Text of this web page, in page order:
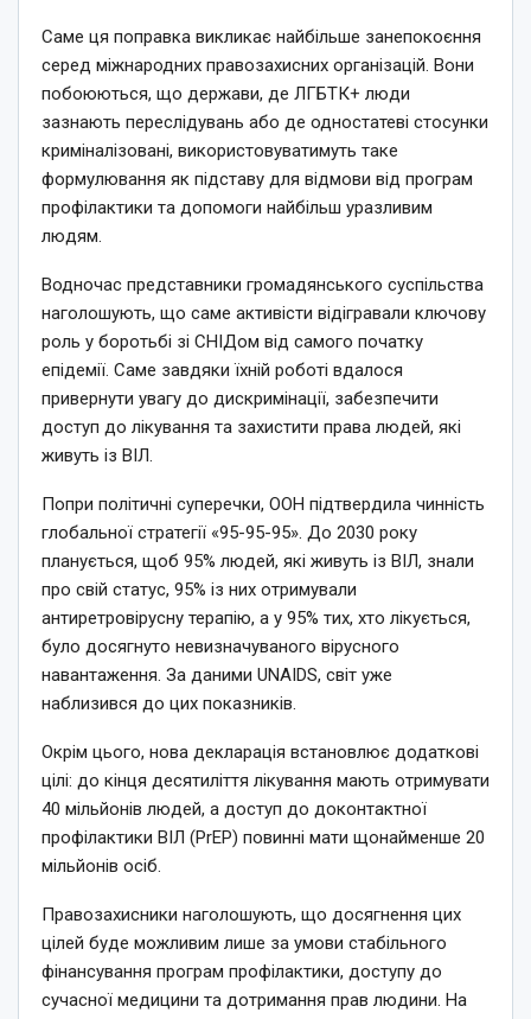
Саме ця поправка викликає найбільше занепокоєння
серед міжнародних правозахисних організацій. Вони
побоюються, що держави, де ЛГБТК+ люди
зазнають переслідувань або де одностатеві стосунки
криміналізовані, використовуватимуть таке
формулювання як підставу для відмови від програм
профілактики та допомоги найбільш уразливим
людям.
Водночас представники громадянського суспільства
наголошують, що саме активісти відігравали ключову
роль у боротьбі зі СНІДом від самого початку
епідемії. Саме завдяки їхній роботі вдалося
привернути увагу до дискримінації, забезпечити
доступ до лікування та захистити права людей, які
живуть із ВІЛ.
Попри політичні суперечки, ООН підтвердила чинність
глобальної стратегії «95-95-95». До 2030 року
планується, щоб 95% людей, які живуть із ВІЛ, знали
про свій статус, 95% із них отримували
антиретровірусну терапію, а у 95% тих, хто лікується,
було досягнуто невизначуваного вірусного
навантаження. За даними UNAIDS, світ уже
наблизився до цих показників.
Окрім цього, нова декларація встановлює додаткові
цілі: до кінця десятиліття лікування мають отримувати
40 мільйонів людей, а доступ до доконтактної
профілактики ВІЛ (PrEP) повинні мати щонайменше 20
мільйонів осіб.
Правозахисники наголошують, що досягнення цих
цілей буде можливим лише за умови стабільного
фінансування програм профілактики, доступу до
сучасної медицини та дотримання прав людини. На